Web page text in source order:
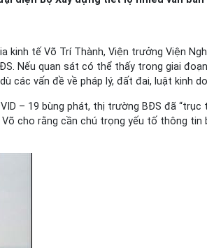
tế Võ Trí Thành, Viện trưởng Viện
Nếu quan sát có thể thấy trong giai
các vấn đề về pháp lý, đất đai, luật kinh
– 19 bùng phát, thị trường BĐS đã “trục
cho rằng cần chú trọng yếu tố thông